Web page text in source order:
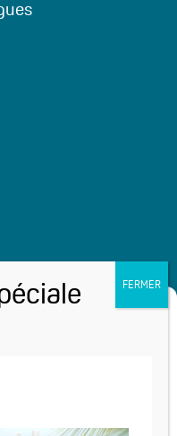
aux
des technologies telles que
des appareils. Le fait de
traiter des données telles que le
ce site. Le fait de ne pas